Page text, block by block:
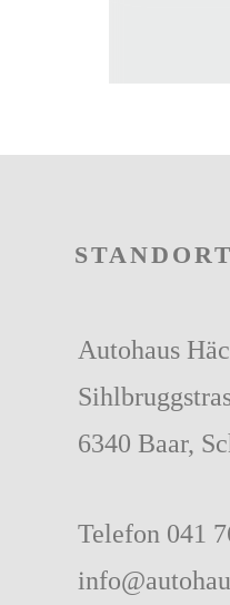
STANDORT
Autohaus
6340 Baar,
Telefon 041